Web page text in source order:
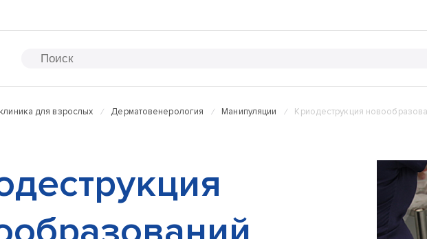
для взрослых Дерматовенерология Манипуляции Криодеструкция